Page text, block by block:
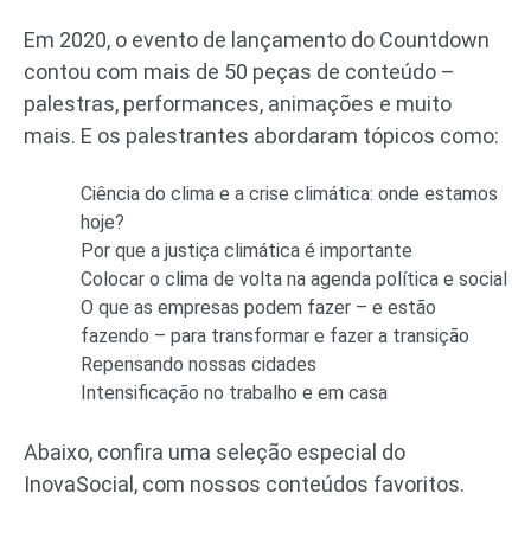
Em 2020, o evento de lançamento do Countdown
contou com mais de 50 peças de conteúdo –
palestras, performances, animações e muito
mais. E os palestrantes abordaram tópicos como:
Ciência do clima e a crise climática: onde estamos
hoje?
Por que a justiça climática é importante
Colocar o clima de volta na agenda política e social
O que as empresas podem fazer – e estão
fazendo – para transformar e fazer a transição
Repensando nossas cidades
Intensificação no trabalho e em casa
Abaixo, confira uma seleção especial do
InovaSocial, com nossos conteúdos favoritos.